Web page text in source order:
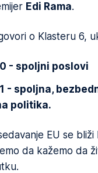
Edi Rama.
o Klasteru 6,
- spoljni poslovi
- spoljna,
politika.
EU se bliži
da kažemo da